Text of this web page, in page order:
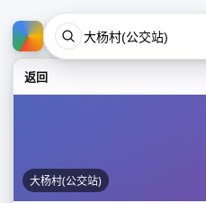
返回
大杨村(公交站)